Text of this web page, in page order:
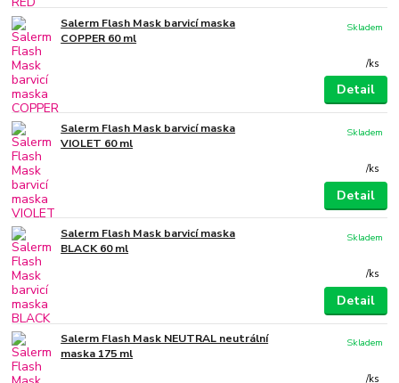
Salerm Flash Mask barvicí maska
COPPER 60 ml
/ks
Skladem
Detail
Salerm Flash Mask barvicí maska
VIOLET 60 ml
/ks
Skladem
Detail
Salerm Flash Mask barvicí maska
BLACK 60 ml
/ks
Skladem
Detail
Salerm Flash Mask NEUTRAL neutrální
maska 175 ml
/ks
Skladem